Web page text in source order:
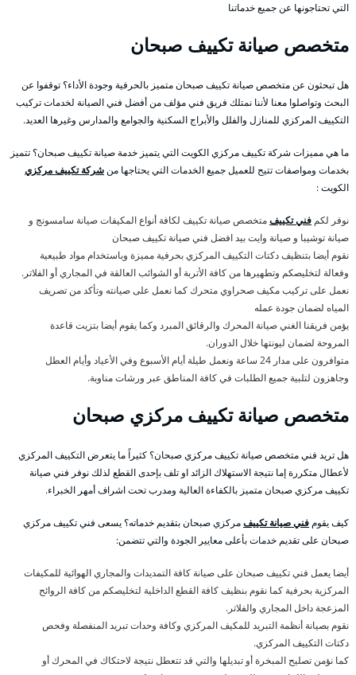
التي تحتاجونها عن جميع خدماتنا
متخصص صيانة تكييف صبحان
هل تبحثون عن متخصص صيانة تكييف صبحان متميز بالحرفية وجودة الأداء؟ توقفوا عن
البحث وتواصلوا معنا لأننا نمتلك فريق فني مؤلف من أفضل فني الصيانة لخدمات تركيب
التكييف المركزي للمنازل والفلل والأبراج السكنية والجوامع والمدارس وغيرها العديد.
ما هي مميزات شركة تكييف مركزي الكويت التي يتميز خدمة صيانة تكييف صبحان؟ تتميز
بخدمات ومواصفات تتيح للعميل جميع الخدمات التي يحتاجها منشركة تكييف مركزي
الكويت :
نوفر لكم فني تكييفمتخصص صيانة تكييف لكافة أنواع المكيفات صيانة سامسونج و
صيانة توشيبا و صيانة وايت بيد افضل فني صيانة تكييف صبحان
نقوم أيضا بتنظيف دكتات التكييف المركزي بحرفية مميزة وباستخدام مواد طبيعية
وفعالة لتخليصكم وتطهيرها من كافة الأتربة أو الشوائب العالقة في المجاري أو الفلاتر.
نعمل على تركيب مكيف صحراوي متحرك كما نعمل على صيانته وتأكد من تصريف
المياه لضمان جودة عمله
يؤمن فريقنا الغني صيانة المحرك والرقائق المبرد وكما يقوم أيضا بتزيت قاعدة
المروحة لضمان ليونتها خلال الدوران.
متوافرون على مدار 24 ساعة ونعمل طيلة أيام الأسبوع وفي الأعياد وأيام العطل
وجاهزون لتلبية جميع الطلبات في كافة المناطق عبر ورشات مناوبة.
متخصص صيانة تكييف مركزي صبحان
هل تريد فني متخصص صيانة تكييف مركزي صبحان؟ كثيراً ما يتعرض التكييف المركزي
لأعطال متكررة إما نتيجة الاستهلاك الزائد او تلف بإحدى القطع لذلك نوفر فني صيانة
تكييف مركزي صبحان متميز بالكفاءة العالية ومدرب تحت اشراف أمهر الخبراء.
كيف يقوم فني صيانة تكييفمركزي صبحان بتقديم خدماته؟ يسعى فني تكييف مركزي
صبحان على تقديم خدمات بأعلى معايير الجودة والتي تتضمن:
أيضا يعمل فني تكييف صبحان على صيانة كافة التمديدات والمجاري الهوائية للمكيفات
المركزية بحرفية كما نقوم بنظيف كافة القطع الداخلية لتخليصكم من كافة الروائح
المزعجة داخل المجاري والفلاتر.
نقوم بصيانة أنظمة التبريد للمكيف المركزي وكافة وحدات تبريد المنفصلة وفحص
دكتات التكييف المركزي.
كما نؤمن تصليح المبخرة أو تبديلها والتي قد تتعطل نتيجة لاحتكاك في المحرك أو